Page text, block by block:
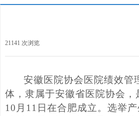
21141 次浏览
安徽医院协会医院绩效管
体，隶属于安徽省医院协会
10 月 11日在合肥成立。选举